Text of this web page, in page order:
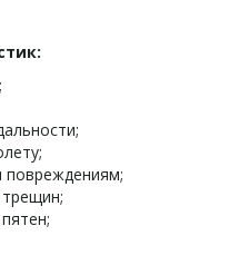
повреждениям;